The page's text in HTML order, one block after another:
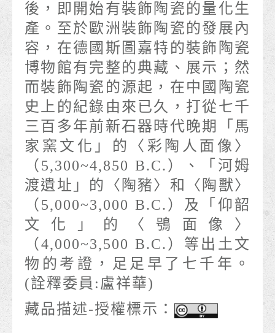
後，即開始有裝飾陶瓷的量化生
產。至於歐洲裝飾陶瓷的發展內
容，在德國斯圖嘉特的裝飾陶瓷
博物館有完整的典藏、展示；然
而裝飾陶瓷的源起，在中國陶瓷
史上的紀錄由來已久，打從七千
三百多年前新石器時代晚期「馬
家窯文化」的〈彩陶人面像〉
（5,300~4,850 B.C.）、「河姆
渡遺址」的〈陶豬〉和〈陶獸〉
（5,000~3,000 B.C.）及「仰韶
文化」的〈鴞面像〉
（4,000~3,500 B.C.）等出土文
物的考證，足足早了七千年。
(詮釋委員:盧祥華)
藏品描述-授權標示：